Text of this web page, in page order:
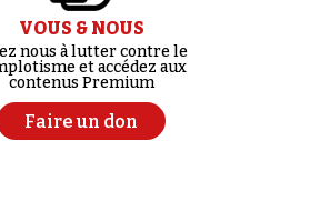
VOUS & NOUS
nous à lutter contre le
et accédez aux
contenus Premium
Faire un don